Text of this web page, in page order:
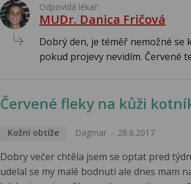
Odpovídá lékař:
MUDr. Danica Fričová
Dobrý den, je téměř nemožné
pokud projevy nevidím. Červené
Červené fleky na kůži
Kožní obtíže Dagmar 28.6.2017
Dobry večer chtěla jsem se optat pred
udelal se my malé bodnuti ale dnes mam